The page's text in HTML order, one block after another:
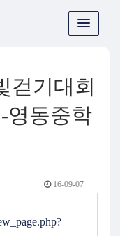
걷기대회
영동중학
16-09-07